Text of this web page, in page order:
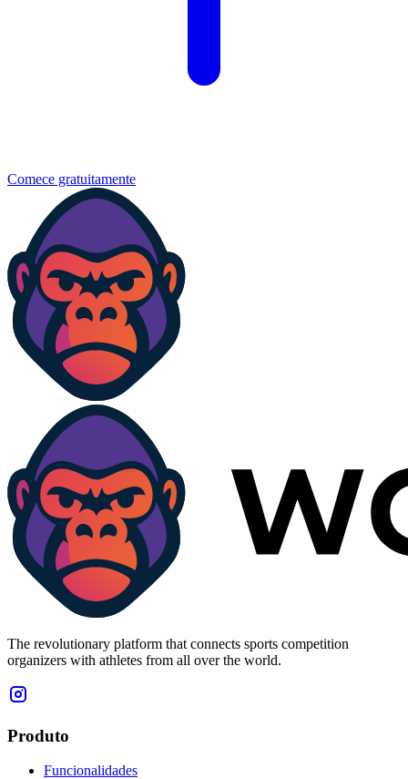
Comece gratuitamente
The revolutionary platform that connects sports competition
organizers with athletes from all over the world.
Produto
Funcionalidades